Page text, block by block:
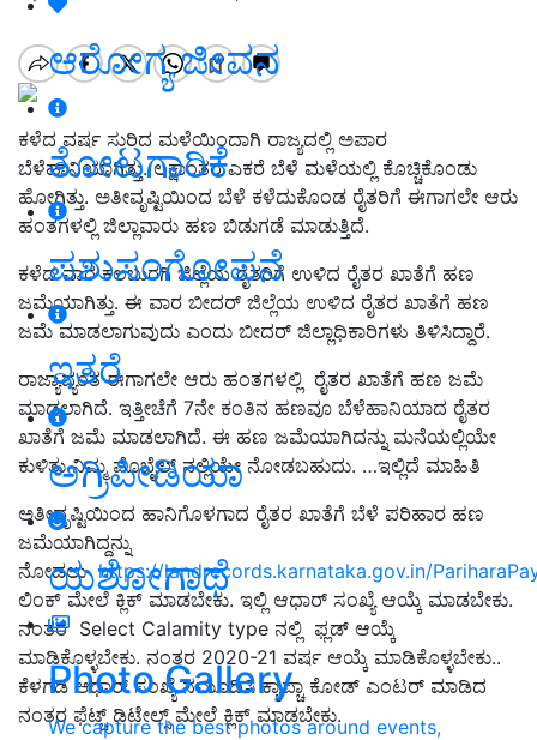
ಆರೋಗ್ಯ ಜೀವನ
ತೋಟಗಾರಿಕೆ
ಪಶುಸಂಗೋಪನೆ
ಇತರೆ
ಅಗ್ರಿಪೀಡಿಯಾ
ಯಶೋಗಾಥೆ
Photo Gallery
We capture the best photos around events,
ಕಳೆದ ವರ್ಷ ಸುರಿದ ಮಳೆಯಿಂದಾಗಿ ರಾಜ್ಯದಲ್ಲಿ ಅಪಾರ
ಬೆಳೆಹಾನಿಯಾಗಿತ್ತು. ಲಕ್ಷಾಂತರ ಎಕರೆ ಬೆಳೆ ಮಳೆಯಲ್ಲಿ ಕೊಚ್ಚಿಕೊಂಡು
ಹೋಗಿತ್ತು. ಅತೀವೃಷ್ಟಿಯಿಂದ ಬೆಳೆ ಕಳೆದುಕೊಂಡ ರೈತರಿಗೆ ಈಗಾಗಲೇ ಆರು
ಹಂತಗಳಲ್ಲಿ ಜಿಲ್ಲಾವಾರು ಹಣ ಬಿಡುಗಡೆ ಮಾಡುತ್ತಿದೆ.
ಕಳೆದ ವಾರ ಕಲಬುರಗಿ ಜಿಲ್ಲೆಯ ರೈತರಿಗೆ ಉಳಿದ ರೈತರ ಖಾತೆಗೆ ಹಣ
ಜಮೆಯಾಗಿತ್ತು. ಈ ವಾರ ಬೀದರ್ ಜಿಲ್ಲೆಯ ಉಳಿದ ರೈತರ ಖಾತೆಗೆ ಹಣ
ಜಮೆ ಮಾಡಲಾಗುವುದು ಎಂದು ಬೀದರ್ ಜಿಲ್ಲಾಧಿಕಾರಿಗಳು ತಿಳಿಸಿದ್ದಾರೆ.
ರಾಜ್ಯಾದ್ಯಂತ ಈಗಾಗಲೇ ಆರು ಹಂತಗಳಲ್ಲಿ ರೈತರ ಖಾತೆಗೆ ಹಣ ಜಮೆ
ಮಾಡಲಾಗಿದೆ. ಇತ್ತೀಚೆಗೆ 7ನೇ ಕಂತಿನ ಹಣವೂ ಬೆಳೆಹಾನಿಯಾದ ರೈತರ
ಖಾತೆಗೆ ಜಮೆ ಮಾಡಲಾಗಿದೆ. ಈ ಹಣ ಜಮೆಯಾಗಿದನ್ನು ಮನೆಯಲ್ಲಿಯೇ
ಕುಳಿತು ನಿಮ್ಮ ಮೊಬೈಲ್ ನಲ್ಲಿಯೇ ನೋಡಬಹುದು. …ಇಲ್ಲಿದೆ ಮಾಹಿತಿ
ಅತೀವೃಷ್ಟಿಯಿಂದ ಹಾನಿಗೊಳಗಾದ ರೈತರ ಖಾತೆಗೆ ಬೆಳೆ ಪರಿಹಾರ ಹಣ
ಜಮೆಯಾಗಿದ್ದನ್ನು
ನೋಡಲುhttps://landrecords.karnataka.gov.in/
ಲಿಂಕ್ ಮೇಲೆ ಕ್ಲಿಕ್ ಮಾಡಬೇಕು. ಇಲ್ಲಿ ಆಧಾರ್ ಸಂಖ್ಯೆ ಆಯ್ಕೆ ಮಾಡಬೇಕು.
ನಂತರ Select Calamity type ನಲ್ಲಿ ಫ್ಲಡ್ ಆಯ್ಕೆ
ಮಾಡಿಕೊಳ್ಳಬೇಕು. ನಂತರ 2020-21 ವರ್ಷ ಆಯ್ಕೆ ಮಾಡಿಕೊಳ್ಳಬೇಕು..
ಕೆಳಗಡಿ ಆಧಾರ್ ಸಂಖ್ಯೆ ನಮೂದಿಸಿ ಕ್ಯಾಪ್ಚಾ ಕೋಡ್ ಎಂಟರ್ ಮಾಡಿದ
ನಂತರ ಫೆಟ್ಚ್ ಡಿಟೇಲ್ಸ್ ಮೇಲೆ ಕ್ಲಿಕ್ ಮಾಡಬೇಕು.